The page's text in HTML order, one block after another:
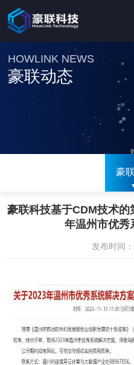
HOWLINK NEWS
豪联动态
豪
豪联科技基于CDM技术
年温州市优秀
发布时间